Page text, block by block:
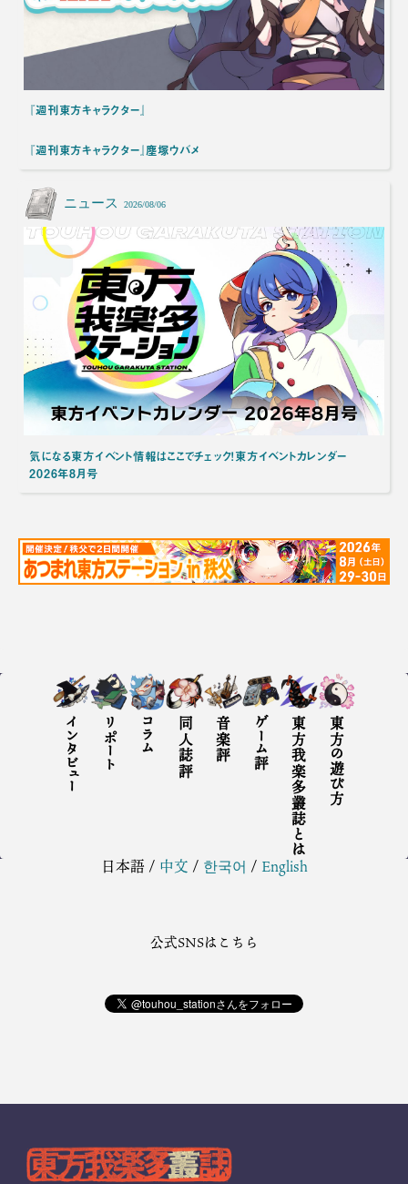
『週刊東方キャラクター』
『週刊東方キャラクター』塵塚ウバメ
ニュース 2026/08/06
気になる東方イベント情報はここでチェック！東方イベントカレンダー
2026年8月号
インタビュー リポート コラム 同人誌評 音楽評 ゲーム評 東方我楽多叢誌とは 東方の遊び方
日本語/ 中文 / 한국어 / English
公式SNSはこちら